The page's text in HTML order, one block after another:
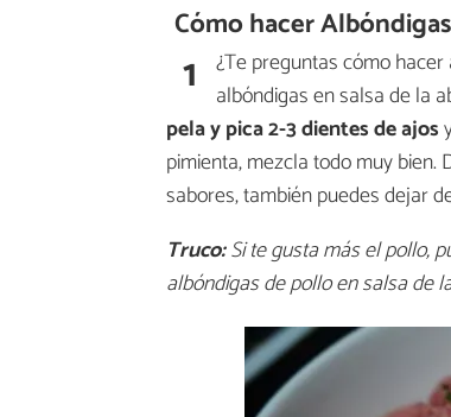
Cómo hacer
1 ¿Te preguntas cómo
albóndigas en salsa de la
pela y pica 2-3 dientes de ajos
pimienta, mezcla todo muy bien.
sabores, también puedes dejar
Truco:Si te gusta más el pollo,
albóndigas de pollo en salsa de